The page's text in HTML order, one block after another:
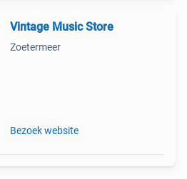
Vintage Music Store
Zoetermeer
Bezoek website